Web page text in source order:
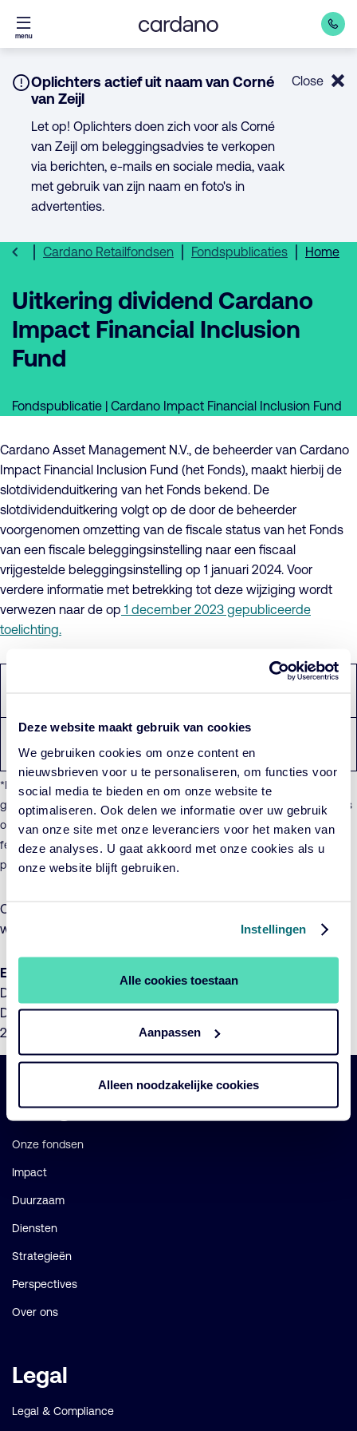
Deze website maakt gebruik van cookies
We gebruiken cookies om onze content en
nieuwsbrieven voor u te personaliseren, om functies voor
social media te bieden en om onze website te
optimaliseren. Ook delen we informatie over uw gebruik
van onze site met onze leveranciers voor het maken van
deze analyses. U gaat akkoord met onze cookies als u
onze website blijft gebruiken.
Instellingen
Alle cookies toestaan
Aanpassen
Alleen noodzakelijke cookies
Direct
naar
menu
Notice:
Oplichters actief uit naam van Corné
van Zeijl
Let op! Oplichters doen zich voor als Corné
van Zeijl om beleggingsadvies te verkopen
via berichten, e-mails en sociale media, vaak
met gebruik van zijn naam en foto's in
advertenties.
Close
Home
Fondspublicaties
Cardano Retailfondsen
Uitkering dividend Cardano
Impact Financial Inclusion
Fund
Fondspublicatie | Cardano Impact Financial Inclusion Fund
Cardano Asset Management N.V., de beheerder van Cardano
Impact Financial Inclusion Fund (het Fonds), maakt hierbij de
slotdividenduitkering van het Fonds bekend. De
slotdividenduitkering volgt op de door de beheerder
voorgenomen omzetting van de fiscale status van het Fonds
van een fiscale beleggingsinstelling naar een fiscaal
vrijgestelde beleggingsinstelling op 1 januari 2024. Voor
verdere informatie met betrekking tot deze wijziging wordt
verwezen naar de op 1 december 2023 gepubliceerde
toelichting.
Totaal uit te keren
Cardano Impact Financial Inclusion
Fund (ISIN: NL0015000GU4)
*Het totaal uit te keren dividend wordt op de datum van ex-dividend
gedeeld door het totaal aantal uitstaande participaties van het Fonds
om tot het dividend per participatie te komen. Op basis van de per 19
februari 2024 uitstaande participaties bedroeg het dividend per
participatie € 1,89.
Op het uit te keren slotdividend zal 15% dividendbelasting
worden ingehouden.
Ex-dividend en betaalbaarstelling
Datum ex-dividend: maandag, 19 februari 2024
Datum betaalbaarstelling dividend: donderdag, 22 februari
2024
Belangrijke
links
Navigatie
Onze fondsen
Impact
Duurzaam
Diensten
Strategieën
Perspectives
Over ons
Legal
Legal & Compliance